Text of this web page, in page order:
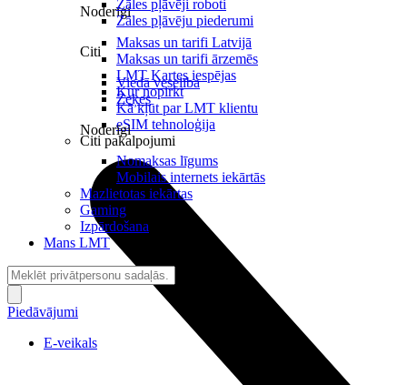
Noderīgi
Maksas un tarifi Latvijā
Maksas un tarifi ārzemēs
LMT Kartes iespējas
Kur nopirkt
Kā kļūt par LMT klientu
eSIM tehnoloģija
Citi pakalpojumi
Zāles pļāvēji roboti
Zāles pļāvēju piederumi
Citi
Viedā veselība
Zeķes
Noderīgi
Nomaksas līgums
Mobilais internets iekārtās
Mazlietotas iekārtas
Gaming
Izpārdošana
Mans LMT
Piedāvājumi
E-veikals